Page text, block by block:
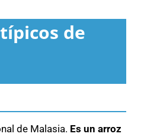
de
de Malasia. Es un arroz